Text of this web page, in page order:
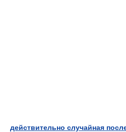
действительно случайная